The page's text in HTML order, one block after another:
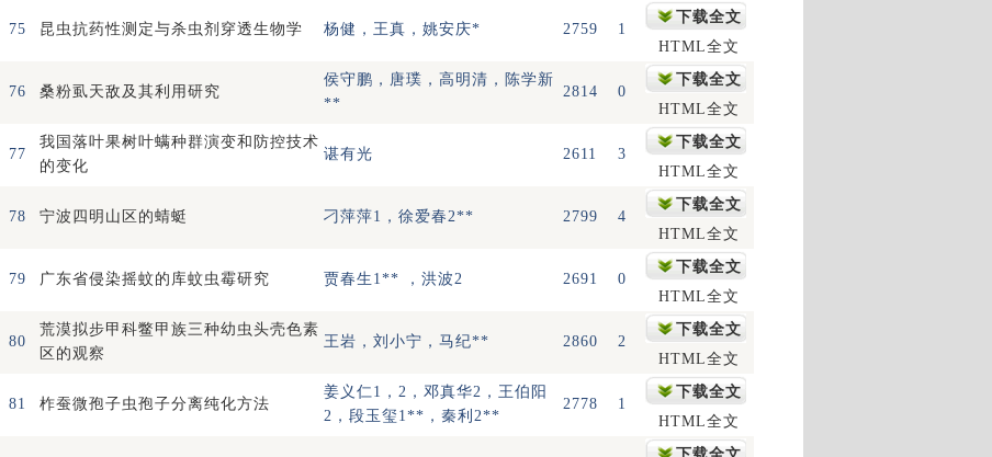
75 昆虫抗药性测定与杀虫剂穿透生物学 杨健，王真，姚安庆* 2759 1
下载全文
HTML全文
76 桑粉虱天敌及其利用研究
侯守鹏，唐璞，高明清，陈学新
**
2814 0
下载全文
HTML全文
77
我国落叶果树叶螨种群演变和防控技术
的变化
谌有光 2611 3
下载全文
HTML全文
78 宁波四明山区的蜻蜓 刁萍萍1，徐爱春2** 2799 4
下载全文
HTML全文
79 广东省侵染摇蚊的库蚊虫霉研究 贾春生1** ，洪波2 2691 0
下载全文
HTML全文
80
荒漠拟步甲科鳖甲族三种幼虫头壳色素
区的观察
王岩，刘小宁，马纪** 2860 2
下载全文
HTML全文
81 柞蚕微孢子虫孢子分离纯化方法
姜义仁1，2，邓真华2，王伯阳
2，段玉玺1**，秦利2**
2778 1
下载全文
HTML全文